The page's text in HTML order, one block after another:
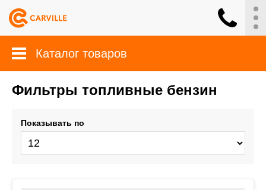
Каталог товаров
Фильтры топливные бензин
Показывать по